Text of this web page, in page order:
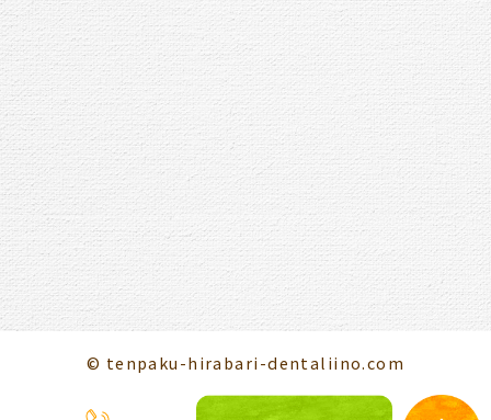
© tenpaku-hirabari-dentaliino.com